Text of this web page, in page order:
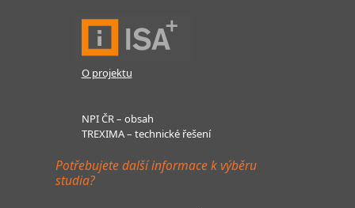
O projektu
NPI ČR – obsah
TREXIMA – technické řešení
Potřebujete další informace k výběru
studia?